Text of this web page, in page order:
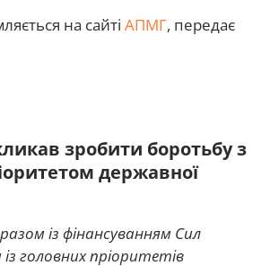
на сайті АПМГ, передає
зробити боротьбу з
державної
із фінансуванням Сил
головних пріоритетів